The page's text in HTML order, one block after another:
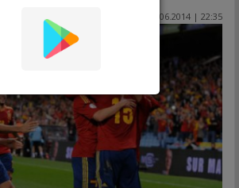
23.06.2014 | 22:35